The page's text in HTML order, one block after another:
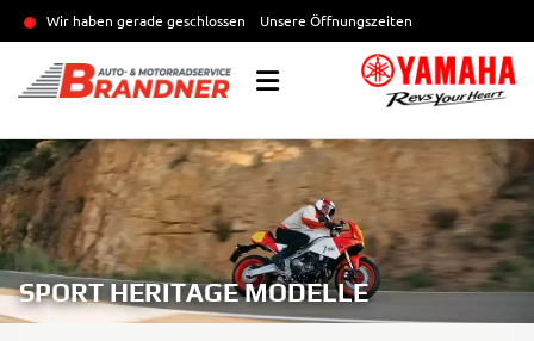
Wir haben gerade geschlossen Unsere Öffnungszeiten
SPORT HERITAGE MODELLE